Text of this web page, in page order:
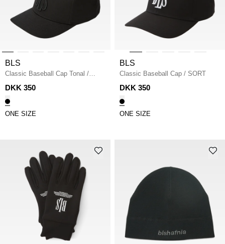
BLS
Classic Baseball Cap Tonal /
SORT
DKK 350
ONE SIZE
BLS
Classic Baseball Cap / SORT
DKK 350
ONE SIZE